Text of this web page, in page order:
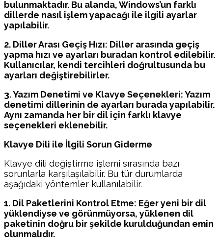
bulunmaktadır. Bu alanda, Windows’un farklı
dillerde nasıl işlem yapacağı ile ilgili ayarlar
yapılabilir.
2. Diller Arası Geçiş Hızı: Diller arasında geçiş
yapma hızı ve ayarları buradan kontrol edilebilir.
Kullanıcılar, kendi tercihleri doğrultusunda bu
ayarları değiştirebilirler.
3. Yazım Denetimi ve Klavye Seçenekleri: Yazım
denetimi dillerinin de ayarları burada yapılabilir.
Aynı zamanda her bir dil için farklı klavye
seçenekleri eklenebilir.
Klavye Dili ile İlgili Sorun Giderme
Klavye dili değiştirme işlemi sırasında bazı
sorunlarla karşılaşılabilir. Bu tür durumlarda
aşağıdaki yöntemler kullanılabilir.
1. Dil Paketlerini Kontrol Etme: Eğer yeni bir dil
yüklendiyse ve görünmüyorsa, yüklenen dil
paketinin doğru bir şekilde kurulduğundan emin
olunmalıdır.